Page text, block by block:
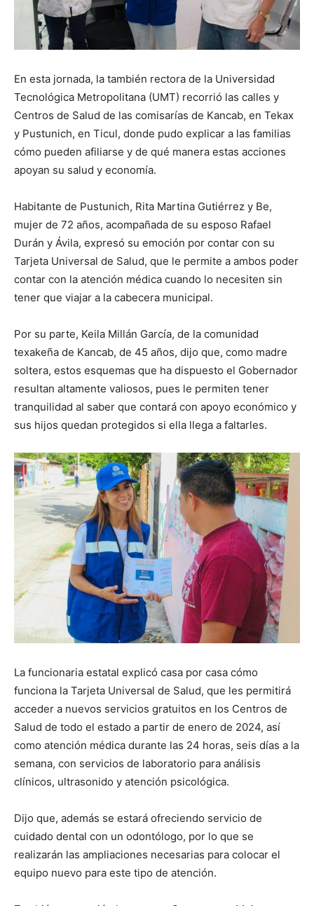
En esta jornada, la también rectora de la Universidad
Tecnológica Metropolitana (UMT) recorrió las calles y
Centros de Salud de las comisarías de Kancab, en Tekax
y Pustunich, en Ticul, donde pudo explicar a las familias
cómo pueden afiliarse y de qué manera estas acciones
apoyan su salud y economía.
Habitante de Pustunich, Rita Martina Gutiérrez y Be,
mujer de 72 años, acompañada de su esposo Rafael
Durán y Ávila, expresó su emoción por contar con su
Tarjeta Universal de Salud, que le permite a ambos poder
contar con la atención médica cuando lo necesiten sin
tener que viajar a la cabecera municipal.
Por su parte, Keila Millán García, de la comunidad
texakeña de Kancab, de 45 años, dijo que, como madre
soltera, estos esquemas que ha dispuesto el Gobernador
resultan altamente valiosos, pues le permiten tener
tranquilidad al saber que contará con apoyo económico y
sus hijos quedan protegidos si ella llega a faltarles.
La funcionaria estatal explicó casa por casa cómo
funciona la Tarjeta Universal de Salud, que les permitirá
acceder a nuevos servicios gratuitos en los Centros de
Salud de todo el estado a partir de enero de 2024, así
como atención médica durante las 24 horas, seis días a la
semana, con servicios de laboratorio para análisis
clínicos, ultrasonido y atención psicológica.
Dijo que, además se estará ofreciendo servicio de
cuidado dental con un odontólogo, por lo que se
realizarán las ampliaciones necesarias para colocar el
equipo nuevo para este tipo de atención.